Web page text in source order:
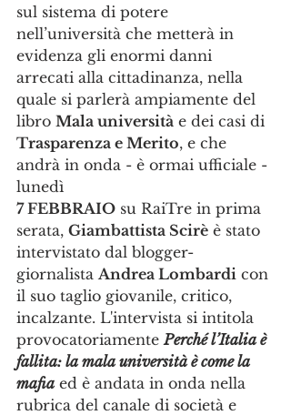
sul sistema di potere
nell’università che metterà in
evidenza gli enormi danni
arrecati alla cittadinanza, nella
quale si parlerà ampiamente del
libro Mala università e dei casi di
Trasparenza e Merito, e che
andrà in onda - è ormai ufficiale -
lunedì
7 FEBBRAIO su RaiTre in prima
serata, Giambattista Scirè è stato
intervistato dal blogger-
giornalista Andrea Lombardi con
il suo taglio giovanile, critico,
incalzante. L'intervista si intitola
provocatoriamente Perché l’Italia è
fallita: la mala università è come la
mafia ed è andata in onda nella
rubrica del canale di società e